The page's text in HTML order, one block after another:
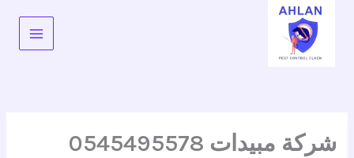
المحتوى
شركة مبيدات 0545495578